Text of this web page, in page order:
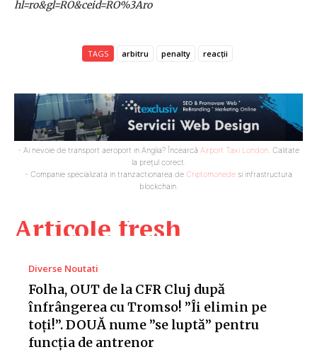
Articole fresh
Diverse Noutati
Folha, OUT de la CFR Cluj după
înfrângerea cu Tromso! ”Îi elimin pe
toți!”. DOUĂ nume ”se luptă” pentru
funcția de antrenor
hl=ro&gl=RO&ceid=RO%3Aro
TAGS arbitru penalty reacții
- Ai nevoie de transport aeroport in Anglia? Încearcă Airport Taxi London. Calitate
la prețul corect.
- Companie specializata in tranzactionarea de Criptomonede si infrastructura
blockchain.